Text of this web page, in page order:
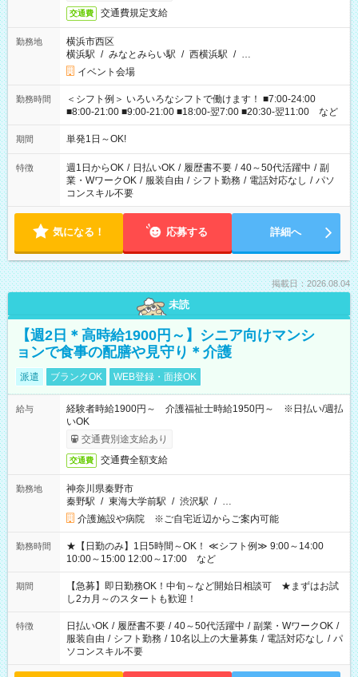
交通費 交通費規定支給
勤務地
横浜市西区
横浜駅 / みなとみらい駅 / 西横浜駅 / …
イベント会場
勤務時間
＜シフト例＞ いろいろなシフトで働けます！ ■7:00-24:00
■8:00-21:00 ■9:00-21:00 ■18:00-翌7:00 ■20:30-翌11:00 など
期間 単発1日～OK!
特徴 週1日からOK / 日払いOK / 履歴書不要 / 40～50代活躍中 / 副
業・WワークOK / 服装自由 / シフト勤務 / 電話対応なし / パソ
コンスキル不要
気になる！ 応募する 詳細へ
掲載日：2026.08.04
未読
【週2日＊高時給1900円～】シニア向けマンシ
ョンで食事の配膳や見守り＊介護
派遣 ブランクOK WEB登録・面接OK
給与
経験者時給1900円～ 介護福祉士時給1950円～ ※日払い/週払
いOK
交通費別途支給あり
交通費 交通費全額支給
勤務地
神奈川県秦野市
秦野駅 / 東海大学前駅 / 渋沢駅 / …
介護施設や病院 ※ご自宅近辺からご案内可能
勤務時間
★【日勤のみ】1日5時間～OK！ ≪シフト例≫ 9:00～14:00
10:00～15:00 12:00～17:00 など
期間
【急募】即日勤務OK！中旬～など開始日相談可 ★まずはお試
し2カ月～のスタートも歓迎！
特徴 日払いOK / 履歴書不要 / 40～50代活躍中 / 副業・WワークOK /
服装自由 / シフト勤務 / 10名以上の大量募集 / 電話対応なし / パ
ソコンスキル不要